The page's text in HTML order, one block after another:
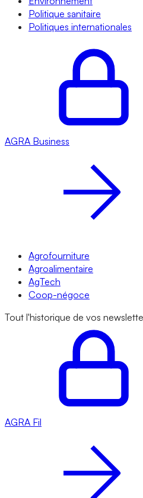
Politique sanitaire
Politiques internationales
AGRA Business
Agrofourniture
Agroalimentaire
AgTech
Coop-négoce
Tout l'historique de vos
AGRA Fil